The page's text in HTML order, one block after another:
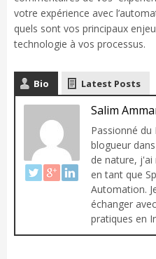
votre expérience avec
quels sont vos principaux
technologie à vos processus.
Bio Latest Posts
Salim
Passionné
blogueur
de nature,
en tant que
Automation.
échanger
pratiques en